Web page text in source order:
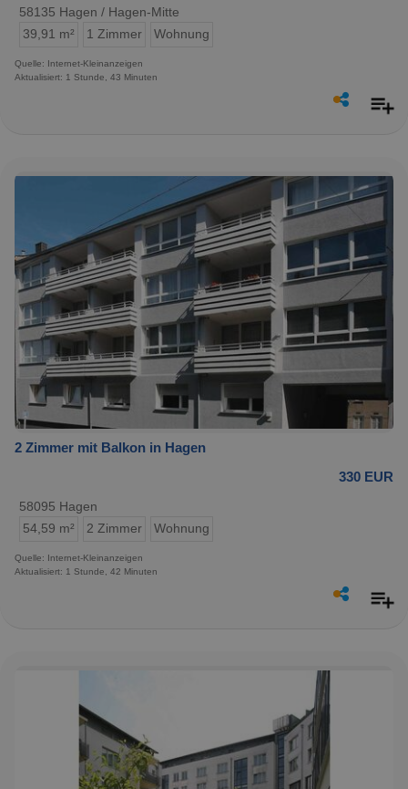
58135 Hagen / Hagen-Mitte
39,91 m²
1 Zimmer Wohnung
Quelle: Internet-Kleinanzeigen
Aktualisiert: 1 Stunde, 43 Minuten
2 Zimmer mit Balkon in Hagen
330 EUR
58095 Hagen
54,59 m²
2 Zimmer Wohnung
Quelle: Internet-Kleinanzeigen
Aktualisiert: 1 Stunde, 42 Minuten